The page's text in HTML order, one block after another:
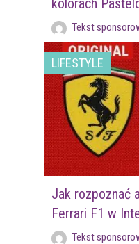
Tekst
LIFESTYLE
Jak rozpoznać
Ferrari F1 w
Tekst